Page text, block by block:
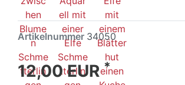
Artikelnummer 34050
12,00 EUR*